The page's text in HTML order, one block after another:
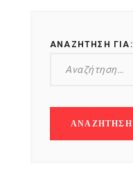
ΑΝΑΖΉΤΗΣΗ ΓΙΑ: